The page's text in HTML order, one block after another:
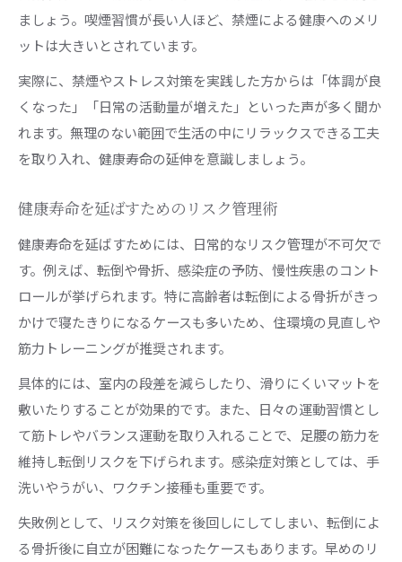
ましょう。喫煙習慣が長い人ほど、禁煙による健康へのメリ
ットは大きいとされています。
実際に、禁煙やストレス対策を実践した方からは「体調が良
くなった」「日常の活動量が増えた」といった声が多く聞か
れます。無理のない範囲で生活の中にリラックスできる工夫
を取り入れ、健康寿命の延伸を意識しましょう。
健康寿命を延ばすためのリスク管理術
健康寿命を延ばすためには、日常的なリスク管理が不可欠で
す。例えば、転倒や骨折、感染症の予防、慢性疾患のコント
ロールが挙げられます。特に高齢者は転倒による骨折がきっ
かけで寝たきりになるケースも多いため、住環境の見直しや
筋力トレーニングが推奨されます。
具体的には、室内の段差を減らしたり、滑りにくいマットを
敷いたりすることが効果的です。また、日々の運動習慣とし
て筋トレやバランス運動を取り入れることで、足腰の筋力を
維持し転倒リスクを下げられます。感染症対策としては、手
洗いやうがい、ワクチン接種も重要です。
失敗例として、リスク対策を後回しにしてしまい、転倒によ
る骨折後に自立が困難になったケースもあります。早めのリ